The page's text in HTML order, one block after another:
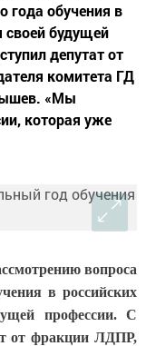
года обучения в
своей будущей
депутат от
комитета ГД
«Мы
которая уже
вопроса
в российских
профессии. С
от фракции ЛДПР,